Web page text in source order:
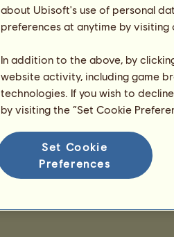
about Ubisoft's use of personal
preferences at anytime by
In addition to the above, by
website activity, including game
technologies. If you wish to
by visiting the “Set Cookie
Set Cookie
Preferences